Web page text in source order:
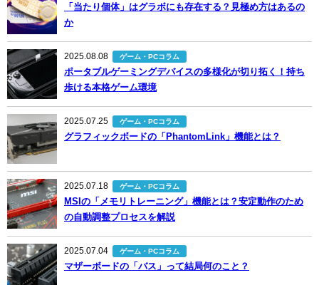
「当たり個体」はグラボにも存在する？見極め方はあるの
か
2025.08.08 ゲーム・PCコラム
ポータブルゲーミングデバイスの多様化が切り拓く！持ち
歩ける本格ゲーム環境
2025.07.25 ゲーム・PCコラム
グラフィックボードの「PhantomLink」機能とは？
2025.07.18 ゲーム・PCコラム
MSIの「メモリトレーニング」機能とは？安定動作のため
の自動調整プロセスを解説
2025.07.04 ゲーム・PCコラム
マザーボードの「バス」って結局何のこと？